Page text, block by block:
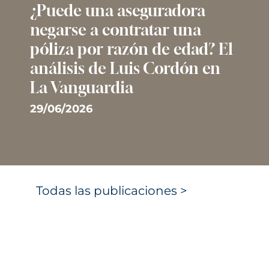
¿Puede una aseguradora
negarse a contratar una
póliza por razón de edad? El
análisis de Luis Cordón en
La Vanguardia
29/06/2026
Todas las publicaciones >